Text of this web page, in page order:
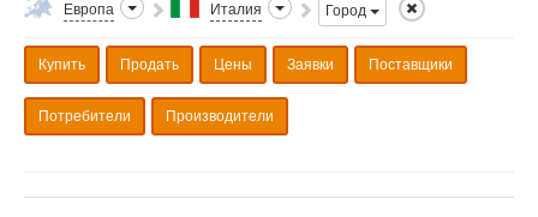
Европа Италия Город
Купить Продать Цены Заявки Поставщики
Потребители Производители